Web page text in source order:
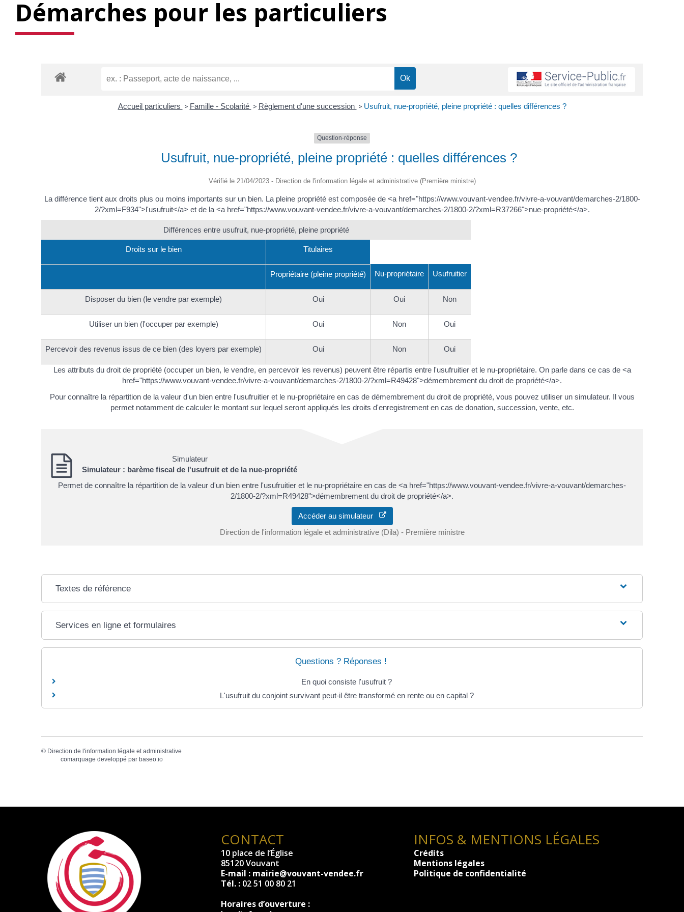
Démarches pour les particuliers
Accueil particuliers > Famille - Scolarité > Règlement d'une succession > Usufruit, nue-propriété, pleine propriété : quelles différences ?
Question-réponse
Usufruit, nue-propriété, pleine propriété : quelles différences ?
Vérifié le 21/04/2023 - Direction de l'information légale et administrative (Première ministre)
La différence tient aux droits plus ou moins importants sur un bien. La pleine propriété est composée de <a href="https://www.vouvant-vendee.fr/vivre-a-vouvant/demarches-2/1800-
2/?xml=F934">l'usufruit</a> et de la <a href="https://www.vouvant-vendee.fr/vivre-a-vouvant/demarches-2/1800-2/?xml=R37266">nue-propriété</a>.
Différences entre usufruit, nue-propriété, pleine propriété
Droits sur le bien Titulaires
Propriétaire (pleine propriété) Nu-propriétaire Usufruitier
Disposer du bien (le vendre par exemple) Oui Oui Non
Utiliser un bien (l'occuper par exemple) Oui Non Oui
Percevoir des revenus issus de ce bien (des loyers par exemple) Oui Non Oui
Les attributs du droit de propriété (occuper un bien, le vendre, en percevoir les revenus) peuvent être répartis entre l'usufruitier et le nu-propriétaire. On parle dans ce cas de <a
href="https://www.vouvant-vendee.fr/vivre-a-vouvant/demarches-2/1800-2/?xml=R49428">démembrement du droit de propriété</a>.
Pour connaître la répartition de la valeur d'un bien entre l'usufruitier et le nu-propriétaire en cas de démembrement du droit de propriété, vous pouvez utiliser un simulateur. Il vous
permet notamment de calculer le montant sur lequel seront appliqués les droits d'enregistrement en cas de donation, succession, vente, etc.
Simulateur
Simulateur : barème fiscal de l'usufruit et de la nue-propriété
Permet de connaître la répartition de la valeur d'un bien entre l'usufruitier et le nu-propriétaire en cas de <a href="https://www.vouvant-vendee.fr/vivre-a-vouvant/demarches-
2/1800-2/?xml=R49428">démembrement du droit de propriété</a>.
Accéder au simulateur
Direction de l'information légale et administrative (Dila) - Première ministre
Textes de référence
Services en ligne et formulaires
Questions ? Réponses !
En quoi consiste l'usufruit ?
L'usufruit du conjoint survivant peut-il être transformé en rente ou en capital ?
© Direction de l'information légale et administrative
comarquage developpé par baseo.io
CONTACT
10 place de l’Église
85120 Vouvant
E-mail : mairie@vouvant-vendee.fr
Tél. :02 51 00 80 21
Horaires d’ouverture :
INFOS & MENTIONS LÉGALES
Crédits
Mentions légales
Politique de confidentialité